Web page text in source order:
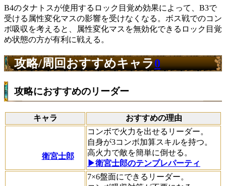
B4のタナトスが使用するロック目覚め効果によって、B3で
受ける属性変化マスの影響を受けなくなる。ボス戦でのコン
ボ吸収を考えると、属性変化マスを無効化できるロック目覚
め状態の方が有利に戦える。
攻略/周回おすすめキャラ0
攻略におすすめのリーダー
キャラ おすすめの理由
衛宮士郎
コンボで火力を出せるリーダー。
自身が3コンボ加算スキルを持つ。
高火力で敵を簡単に倒せる。
▶衛宮士郎のテンプレパーティ
7×6盤面にできるリーダー。